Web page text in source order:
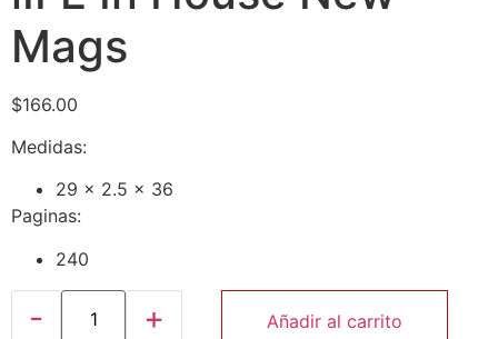
Mags
$166.00
Medidas:
29 x 2.5 x 36
Paginas:
240
Añadir al carrito